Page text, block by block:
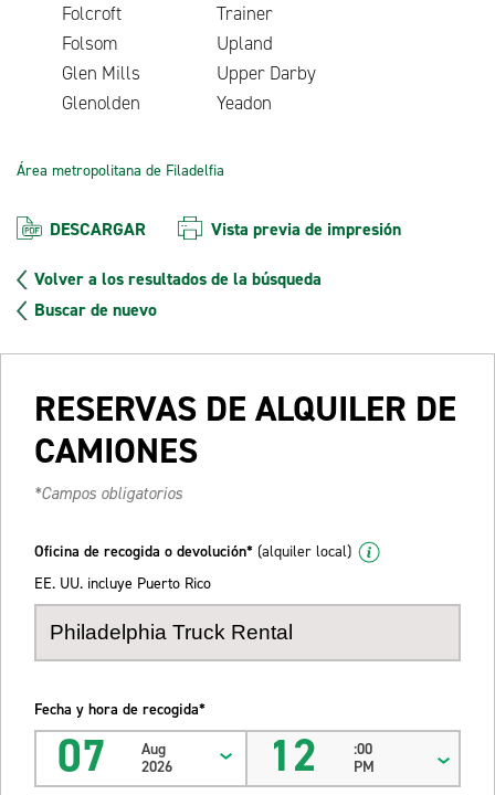
Folcroft Trainer
Folsom
Upland
Glen Mills
Upper Darby
Glenolden
Yeadon
Área metropolitana de Filadelfia
DESCARGAR Vista previa de impresión
Volver a los resultados de la búsqueda
Buscar de nuevo
RESERVAS DE ALQUILER DE
CAMIONES
*Campos obligatorios
Oficina de recogida o devolución* (alquiler local)
EE. UU. incluye Puerto Rico
Fecha y hora de recogida*
07
Aug
2026
12
:00
PM